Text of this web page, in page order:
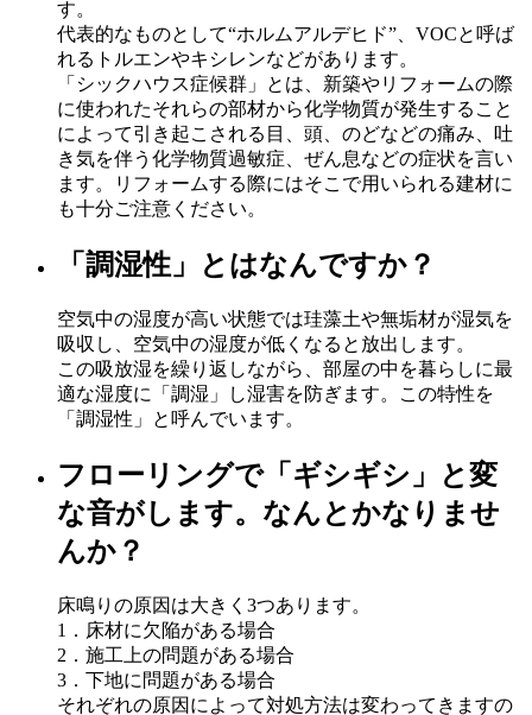
す。
代表的なものとして“ホルムアルデヒド”、VOCと呼ば
れるトルエンやキシレンなどがあります。
「シックハウス症候群」とは、新築やリフォームの際
に使われたそれらの部材から化学物質が発生すること
によって引き起こされる目、頭、のどなどの痛み、吐
き気を伴う化学物質過敏症、ぜん息などの症状を言い
ます。リフォームする際にはそこで用いられる建材に
も十分ご注意ください。
「調湿性」とはなんですか？
空気中の湿度が高い状態では珪藻土や無垢材が湿気を
吸収し、空気中の湿度が低くなると放出します。
この吸放湿を繰り返しながら、部屋の中を暮らしに最
適な湿度に「調湿」し湿害を防ぎます。この特性を
「調湿性」と呼んでいます。
フローリングで「ギシギシ」と変
な音がします。なんとかなりませ
んか？
床鳴りの原因は大きく3つあります。
1．床材に欠陥がある場合
2．施工上の問題がある場合
3．下地に問題がある場合
それぞれの原因によって対処方法は変わってきますの